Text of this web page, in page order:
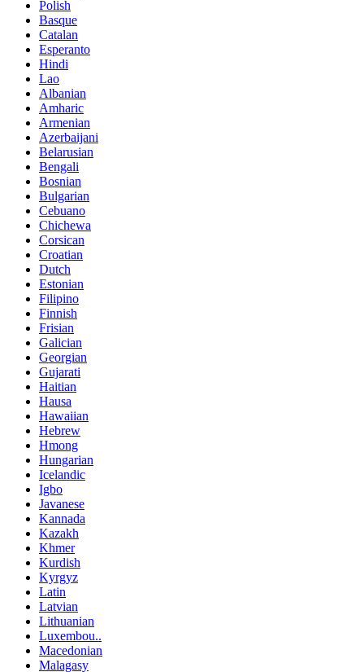
Polish
Basque
Catalan
Esperanto
Hindi
Lao
Albanian
Amharic
Armenian
Azerbaijani
Belarusian
Bengali
Bosnian
Bulgarian
Cebuano
Chichewa
Corsican
Croatian
Dutch
Estonian
Filipino
Finnish
Frisian
Galician
Georgian
Gujarati
Haitian
Hausa
Hawaiian
Hebrew
Hmong
Hungarian
Icelandic
Igbo
Javanese
Kannada
Kazakh
Khmer
Kurdish
Kyrgyz
Latin
Latvian
Lithuanian
Luxembou..
Macedonian
Malagasy